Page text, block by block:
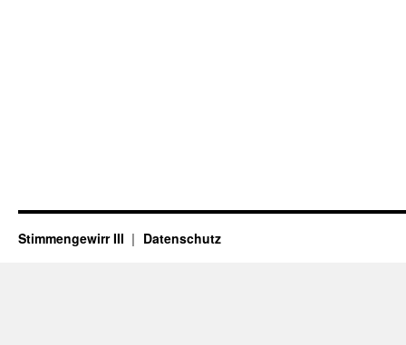
Stimmengewirr III Datenschutz